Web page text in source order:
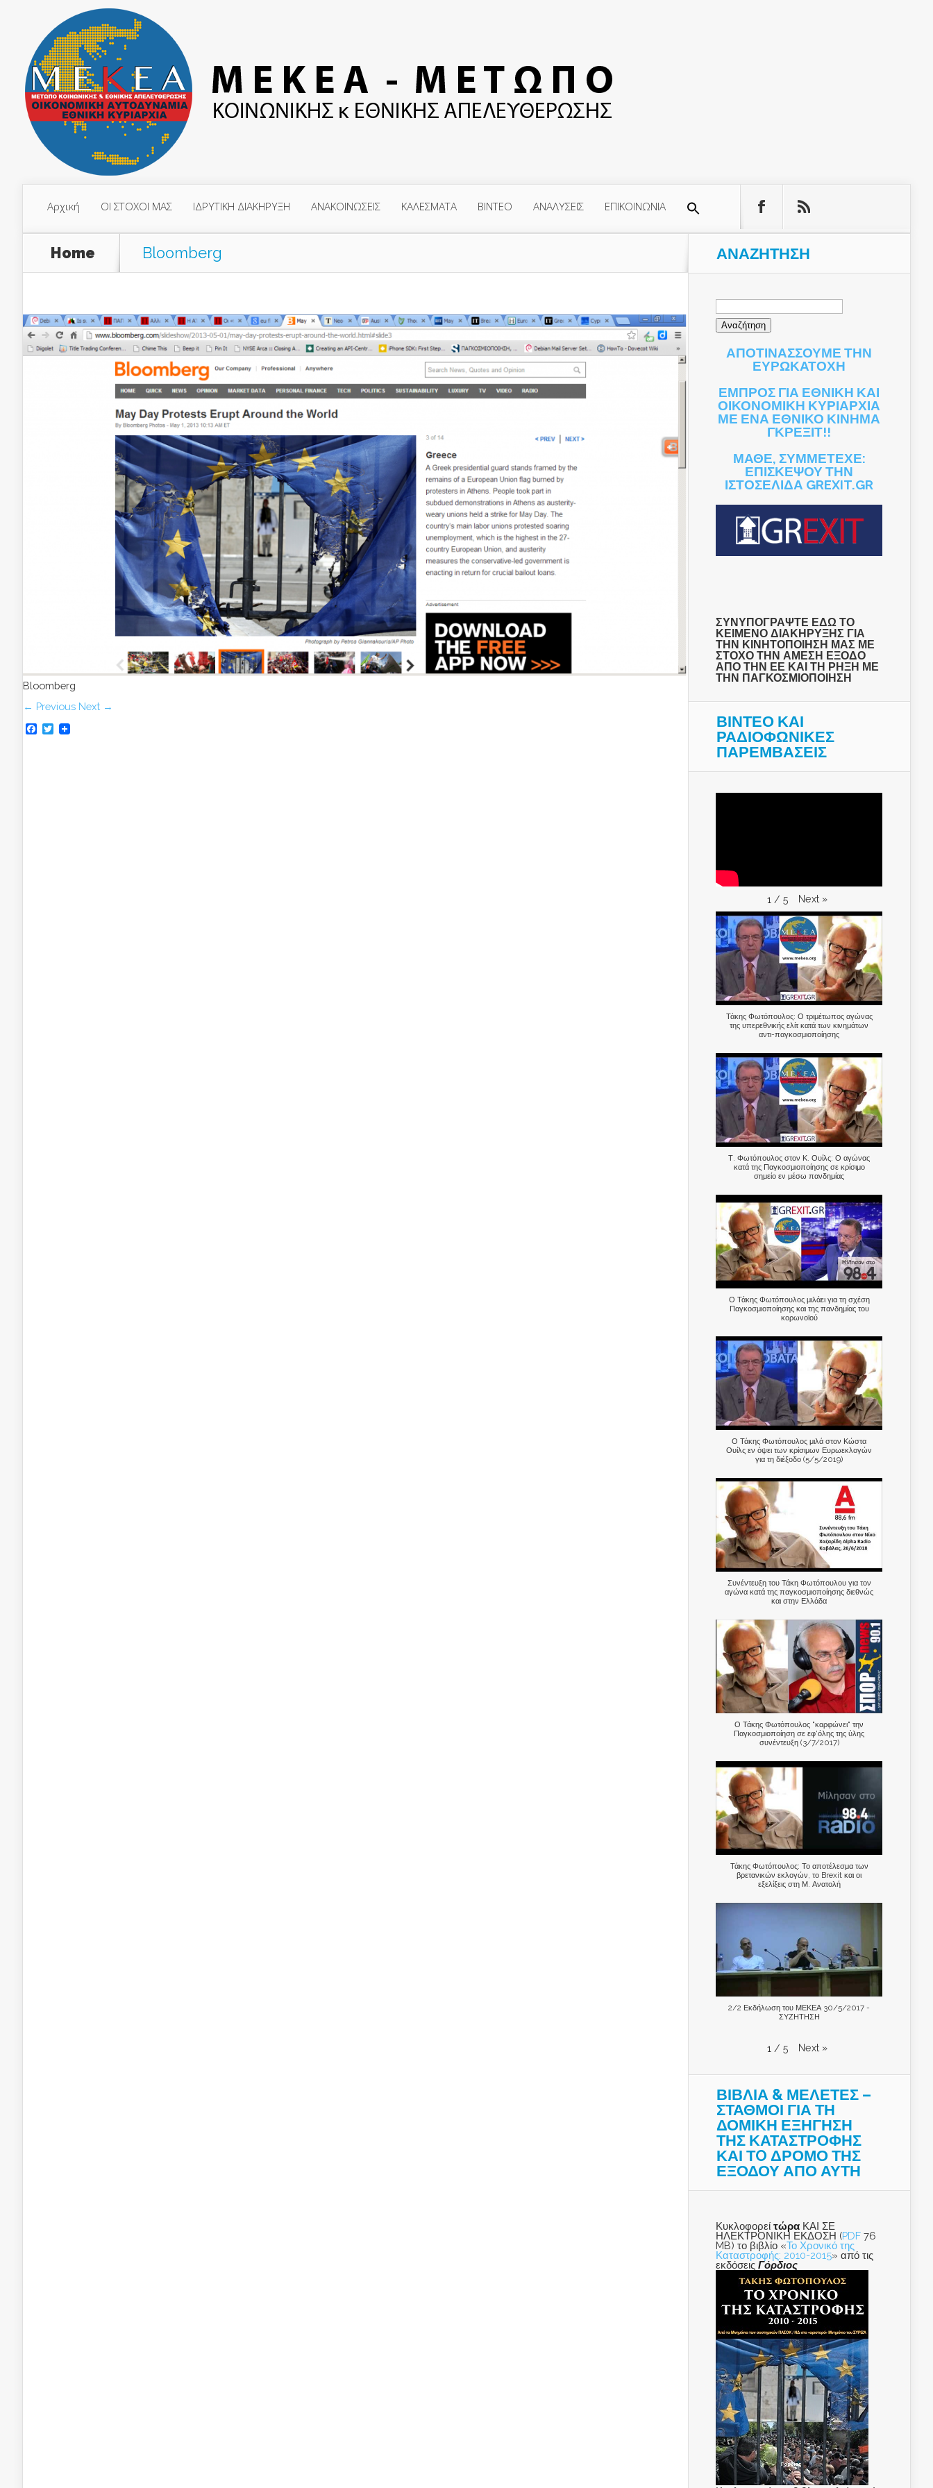
Αρχική ΟΙ ΣΤΟΧΟΙ ΜΑΣ ΙΔΡΥΤΙΚΗ ΔΙΑΚΗΡΥΞΗ ΑΝΑΚΟΙΝΩΣΕΙΣ ΚΑΛΕΣΜΑΤΑ ΒΙΝΤΕΟ ΑΝΑΛΥΣΕΙΣ ΕΠΙΚΟΙΝΩΝΙΑ
Home Bloomberg
Bloomberg
← Previous Next →
Facebook
Twitter
ΑΝΑΖΉΤΗΣΗ
Αναζήτηση
ΑΠΟΤΙΝΑΣΣΟΥΜΕ ΤΗΝ
ΕΥΡΩΚΑΤΟΧΗ
ΕΜΠΡΟΣ ΓΙΑ ΕΘΝΙΚΗ ΚΑΙ
ΟΙΚΟΝΟΜΙΚΗ ΚΥΡΙΑΡΧΙΑ
ΜΕ ΕΝΑ ΕΘΝΙΚΟ ΚΙΝΗΜΑ
ΓΚΡΕΞΙΤ!!
ΜΑΘΕ, ΣΥΜΜΕΤΕΧΕ:
ΕΠΙΣΚΕΨΟΥ ΤΗΝ
ΙΣΤΟΣΕΛΙΔΑ GREXIT.GR
ΣΥΝΥΠΟΓΡΑΨΤΕ ΕΔΩ ΤΟ
ΚΕΙΜΕΝΟ ΔΙΑΚΗΡΥΞΗΣ ΓΙΑ
ΤΗΝ ΚΙΝΗΤΟΠΟΙΗΣΗ ΜΑΣ ΜΕ
ΣΤΟΧΟ ΤΗΝ ΑΜΕΣΗ ΕΞΟΔΟ
ΑΠΟ ΤΗΝ ΕΕ ΚΑΙ ΤΗ ΡΗΞΗ ΜΕ
ΤΗΝ ΠΑΓΚΟΣΜΙΟΠΟΙΗΣΗ
ΒΙΝΤΕΟ ΚΑΙ
ΡΑΔΙΟΦΩΝΙΚΕΣ
ΠΑΡΕΜΒΑΣΕΙΣ
1 / 5 Next »
Τάκης Φωτόπουλος: Ο τριμέτωπος αγώνας
της υπερεθνικής ελίτ κατά των κινημάτων
αντι-παγκοσμιοποίησης
Τ. Φωτόπουλος στον Κ. Ουίλς: Ο αγώνας
κατά της Παγκοσμιοποίησης σε κρίσιμο
σημείο εν μέσω πανδημίας
Ο Τάκης Φωτόπουλος μιλάει για τη σχέση
Παγκοσμιοποίησης και της πανδημίας του
κορωνοϊού
Ο Τάκης Φωτόπουλος μιλά στον Κώστα
Ουίλς εν όψει των κρίσιμων Ευρωεκλογών
για τη διέξοδο (5/5/2019)
Συνέντευξη του Τάκη Φωτόπουλου για τον
αγώνα κατά της παγκοσμιοποίησης διεθνώς
και στην Ελλάδα
Ο Τάκης Φωτόπουλος "καρφώνει" την
Παγκοσμιοποίηση σε εφ'όλης της ύλης
συνέντευξη (3/7/2017)
Τάκης Φωτόπουλος: Το αποτέλεσμα των
βρετανικών εκλογών, το Brexit και οι
εξελίξεις στη Μ. Ανατολή
2/2 Εκδήλωση του ΜΕΚΕΑ 30/5/2017 -
ΣΥΖΗΤΗΣΗ
1 / 5 Next »
ΒΙΒΛΙΑ & ΜΕΛΕΤΕΣ –
ΣΤΑΘΜΟΙ ΓΙΑ ΤΗ
ΔΟΜΙΚΗ ΕΞΗΓΗΣΗ
ΤΗΣ ΚΑΤΑΣΤΡΟΦΗΣ
ΚΑΙ ΤO ΔΡΟΜΟ ΤΗΣ
ΕΞΟΔΟΥ ΑΠΟ ΑΥΤΗ
Κυκλοφορεί τώρα ΚΑΙ ΣΕ
ΗΛΕΚΤΡΟΝΙΚΗ ΕΚΔΟΣΗ (PDF 76
MB) το βιβλίο «Το Χρονικό της
Καταστροφής: 2010-2015» από τις
εκδόσεις Γόρδιος